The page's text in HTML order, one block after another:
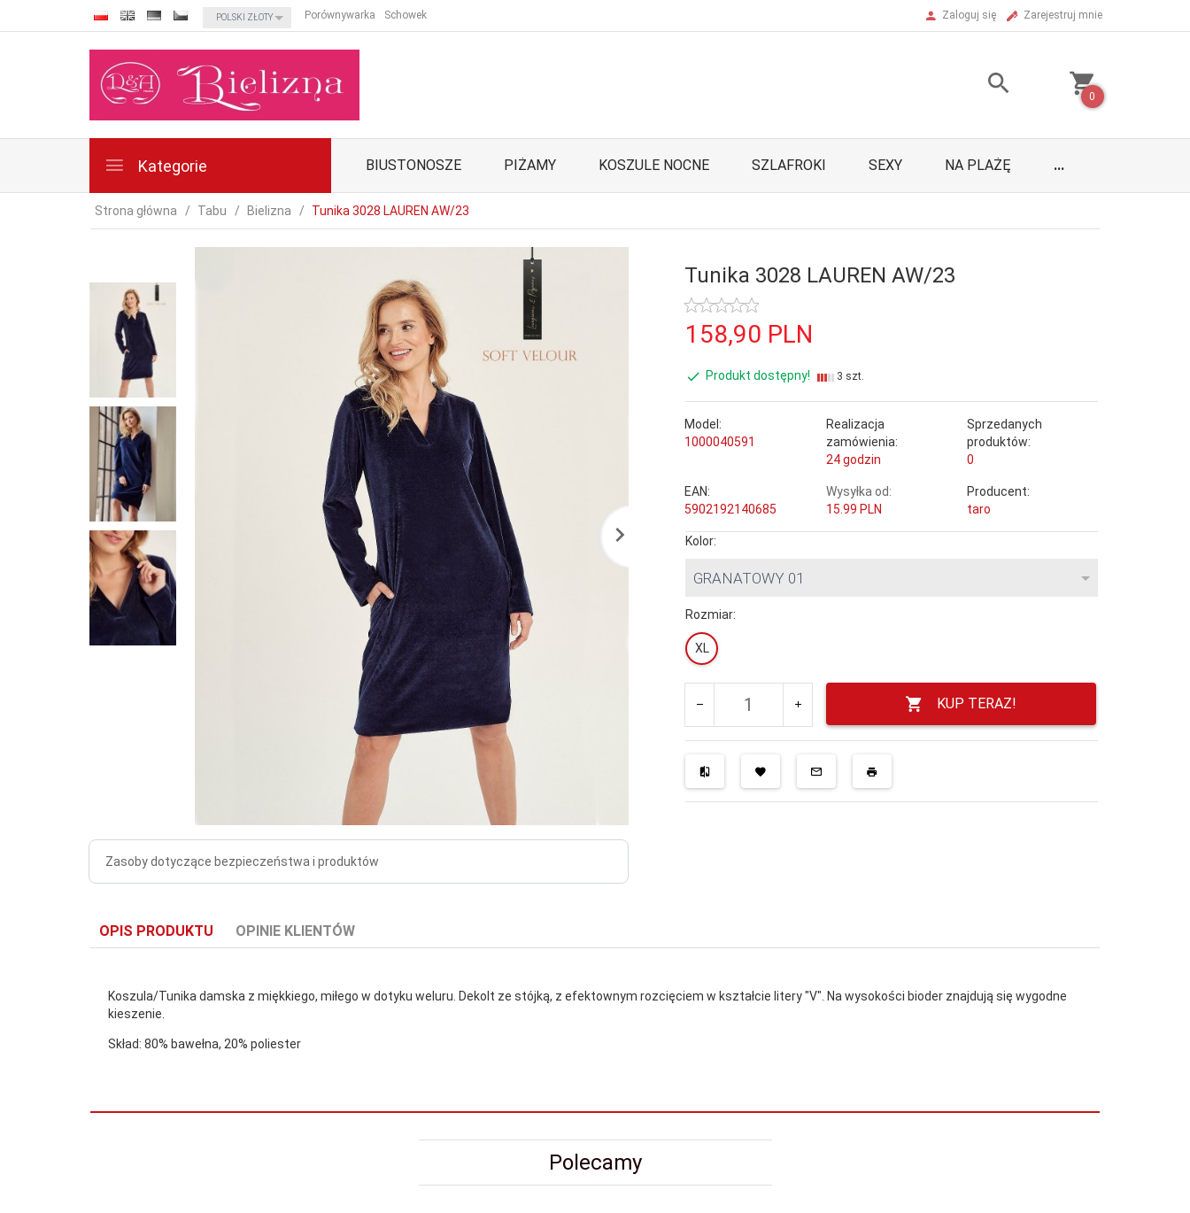
currency_h
POLSKI ZŁOTY Porównywarka Schowek Zaloguj się Zarejestruj mnie
0
Kategorie BIUSTONOSZE PIŻAMY KOSZULE NOCNE SZLAFROKI SEXY NA PLAŻĘ ...
Strona główna Tabu Bielizna Tunika 3028 LAUREN AW/23
Zasoby dotyczące bezpieczeństwa i produktów
Tunika 3028 LAUREN AW/23
158,90 PLN
Produkt dostępny! 3 szt.
Model:
1000040591
Realizacja
zamówienia:
24 godzin
Sprzedanych
produktów:
0
EAN:
5902192140685
Wysyłka od:
15.99 PLN
Producent:
taro
Kolor:
GRANATOWY 01
Rozmiar:
XL
KUP TERAZ!
OPIS PRODUKTU OPINIE KLIENTÓW
Koszula/Tunika damska z miękkiego, miłego w dotyku weluru. Dekolt ze stójką, z efektownym rozcięciem w kształcie litery "V". Na wysokości bioder znajdują się wygodne
kieszenie.
Skład: 80% bawełna, 20% poliester
Polecamy